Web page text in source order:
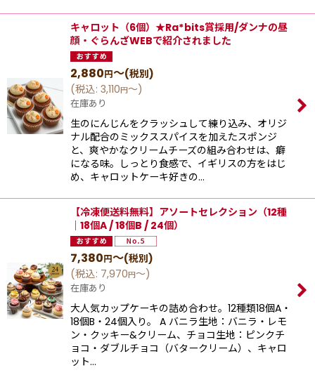
キャロット（6個）★Ra*bits賞採用/ダンナの昼
顔・ぐらんざWEBで紹介されました
2,880円～(税別)
(税込: 3,110円～)
在庫あり
⽣のにんじんをクラッシュして練り込み、オリジ
ナル配合のミックススパイスを加えたスポンジ
と、爽やかなクリームチーズの組み合わせは、癖
になる味。しっとり⾷感で、イギリスの⽅をはじ
め、キャロットケーキ好きの…
【冷凍便送料無料】アソートセレクション（12種
｜18個A / 18個B / 24個）
7,380円～(税別)
(税込: 7,970円～)
在庫あり
大人気カップケーキの詰め合わせ。12種類18個A・
18個B・24個入り。 A バニラ生地：バニラ・レモ
ン・クッキー&クリーム、チョコ生地：ピンクチ
ョコ・ダブルチョコ（バタークリーム）、キャロ
ット…